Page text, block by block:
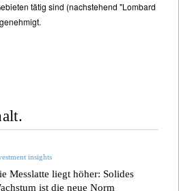
tätig sind (nachstehend "Lombard
insights
Messlatte liegt höher: Solides
ist die neue Norm